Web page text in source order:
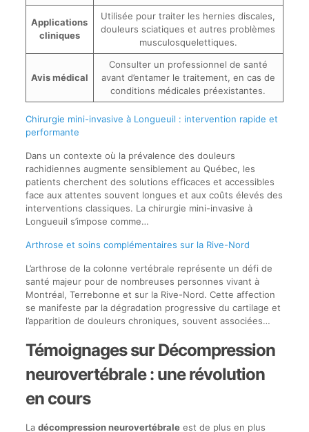
Applications
cliniques
Utilisée pour traiter les hernies discales,
douleurs sciatiques et autres problèmes
musculosquelettiques.
Avis médical
Consulter un professionnel de santé
avant d’entamer le traitement, en cas de
conditions médicales préexistantes.
Chirurgie mini-invasive à Longueuil : intervention rapide et
performante
Dans un contexte où la prévalence des douleurs
rachidiennes augmente sensiblement au Québec, les
patients cherchent des solutions efficaces et accessibles
face aux attentes souvent longues et aux coûts élevés des
interventions classiques. La chirurgie mini-invasive à
Longueuil s’impose comme…
Arthrose et soins complémentaires sur la Rive-Nord
L’arthrose de la colonne vertébrale représente un défi de
santé majeur pour de nombreuses personnes vivant à
Montréal, Terrebonne et sur la Rive-Nord. Cette affection
se manifeste par la dégradation progressive du cartilage et
l’apparition de douleurs chroniques, souvent associées…
Témoignages sur Décompression
neurovertébrale : une révolution
en cours
La décompression neurovertébraleest de plus en plus